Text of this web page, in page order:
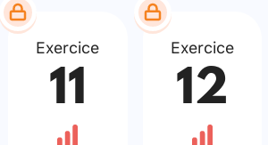
Exercice
11
Exercice
12